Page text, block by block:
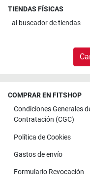
TIENDAS FÍSICAS
al buscador de tiendas
COMPRAR EN FITSHOP
Condiciones Generales
Contratación (CGC)
Política de Cookies
Gastos de envío
Formulario Revocación